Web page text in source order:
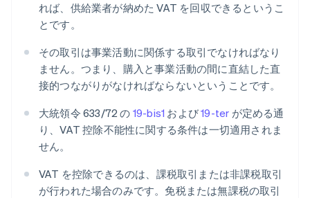
れば、供給業者が納めた VAT を回収できるというこ
とです。
その取引は事業活動に関係する取引でなければなり
ません。つまり、購入と事業活動の間に直結した直
接的つながりがなければならないということです。
大統領令 633/72 の 19-bis1 および19-ter が定める通
り、VAT 控除不能性に関する条件は一切適用されま
せん。
VAT を控除できるのは、課税取引または非課税取引
が行われた場合のみです。免税または無課税の取引